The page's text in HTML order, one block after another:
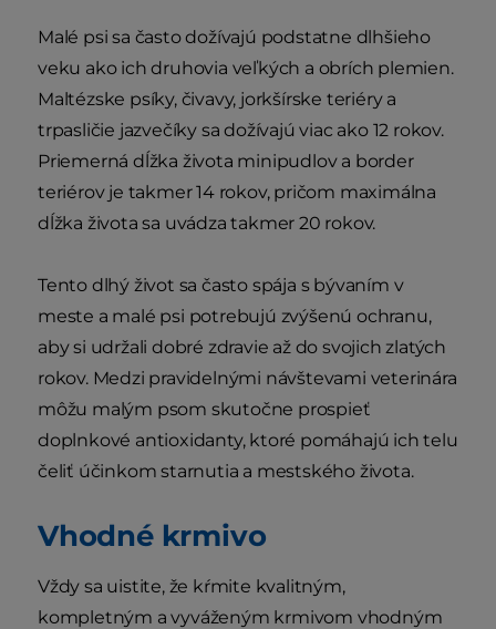
Malé psi sa často dožívajú podstatne dlhšieho
veku ako ich druhovia veľkých a obrích plemien.
Maltézske psíky, čivavy, jorkšírske teriéry a
trpasličie jazvečíky sa dožívajú viac ako 12 rokov.
Priemerná dĺžka života minipudlov a border
teriérov je takmer 14 rokov, pričom maximálna
dĺžka života sa uvádza takmer 20 rokov.
Tento dlhý život sa často spája s bývaním v
meste a malé psi potrebujú zvýšenú ochranu,
aby si udržali dobré zdravie až do svojich zlatých
rokov. Medzi pravidelnými návštevami veterinára
môžu malým psom skutočne prospieť
doplnkové antioxidanty, ktoré pomáhajú ich telu
čeliť účinkom starnutia a mestského života.
Vhodné krmivo
Vždy sa uistite, že kŕmite kvalitným,
kompletným a vyváženým krmivom vhodným